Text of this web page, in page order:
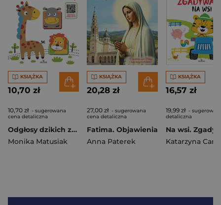
KSIĄŻKA
10,70 zł
10,70 zł - sugerowana
cena detaliczna
Odgłosy dzikich zwierząt
Monika Matusiak
KSIĄŻKA
20,28 zł
27,00 zł - sugerowana
cena detaliczna
Fatima. Objawienia
Anna Paterek
KSIĄŻKA
16,57 zł
19,99 zł -
detaliczna